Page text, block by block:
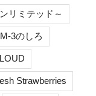
リミテッド～
3のしろ
Strawberries